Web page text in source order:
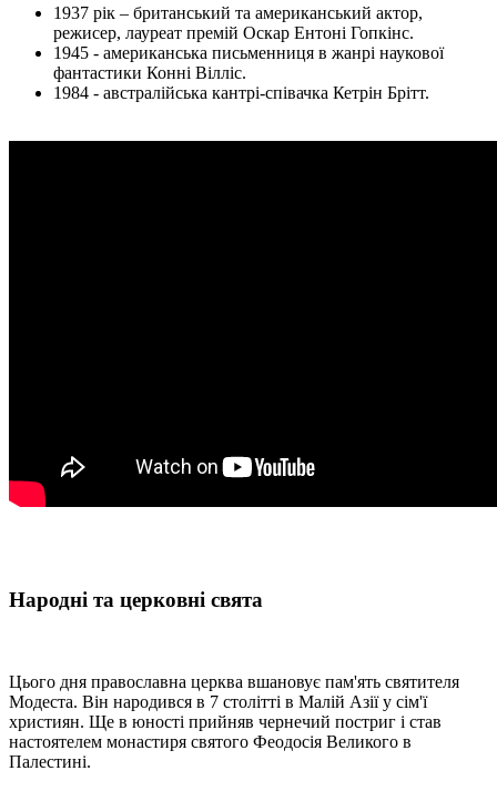
1937 рік – британський та американський актор,
режисер, лауреат премій Оскар Ентоні Гопкінс.
1945 - американська письменниця в жанрі наукової
фантастики Конні Вілліс.
1984 - австралійська кантрі-співачка Кетрін Брітт.
Народні та церковні свята
Цього дня православна церква вшановує пам'ять святителя
Модеста. Він народився в 7 столітті в Малій Азії у сім'ї
християн. Ще в юності прийняв чернечий постриг і став
настоятелем монастиря святого Феодосія Великого в
Палестині.